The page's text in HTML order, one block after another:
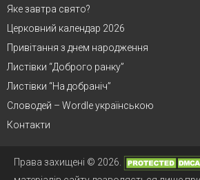
Яке завтра свято?
Церковний календар 2026
Привітання з днем народження
Листівки “Доброго ранку”
Листівки “На добраніч”
Словодей – Wordle українською
Контакти
Права захищені © 2026.